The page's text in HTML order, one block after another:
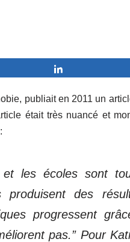
publiait en 2011 un
était très nuancé et
les écoles sont
des
progressent
pas.” Pour